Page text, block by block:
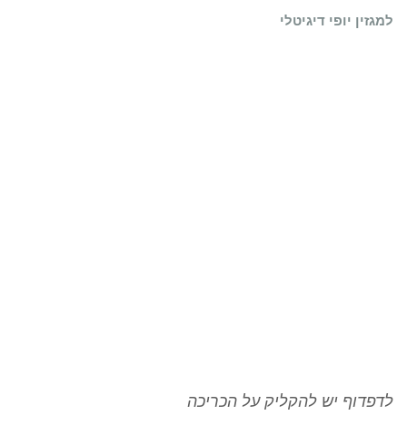
למגזין יופי דיגיטלי
לדפדוף יש להקליק על הכריכה